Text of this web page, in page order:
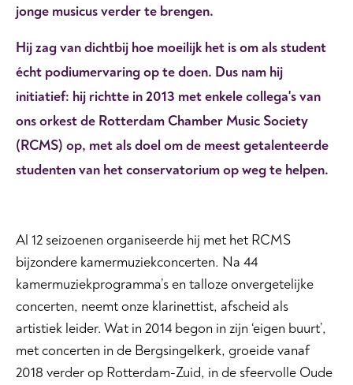
jonge musicus verder te brengen.
Hij zag van dichtbij hoe moeilijk het is om als student
écht podiumervaring op te doen. Dus nam hij
initiatief: hij richtte in 2013 met enkele collega's van
ons orkest de Rotterdam Chamber Music Society
(RCMS) op, met als doel om de meest getalenteerde
studenten van het conservatorium op weg te helpen.
Al 12 seizoenen organiseerde hij met het RCMS
bijzondere kamermuziekconcerten. Na 44
kamermuziekprogramma’s en talloze onvergetelijke
concerten, neemt onze klarinettist, afscheid als
artistiek leider. Wat in 2014 begon in zijn ‘eigen buurt’,
met concerten in de Bergsingelkerk, groeide vanaf
2018 verder op Rotterdam-Zuid, in de sfeervolle Oude